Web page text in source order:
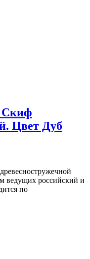
Скиф
Цвет Дуб
ведущих российский и
по